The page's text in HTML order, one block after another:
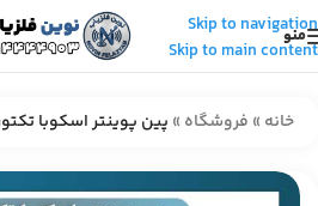
Skip to navigation
Skip to main content
منو
خانه » فروشگاه » پین پوینتر اسکوبا